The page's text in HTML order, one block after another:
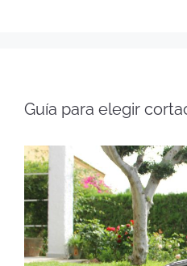
Guía para elegir